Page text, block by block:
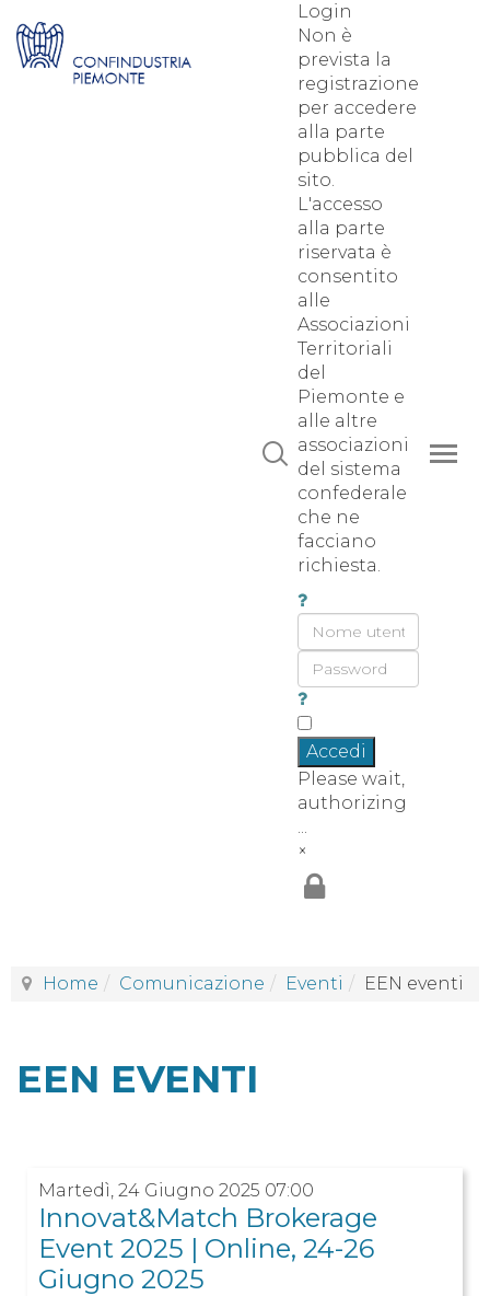
Login
Non è
prevista la
registrazione
per accedere
alla parte
pubblica del
sito.
L'accesso
alla parte
riservata è
consentito
alle
Associazioni
Territoriali
del
Piemonte e
alle altre
associazioni
del sistema
confederale
che ne
facciano
richiesta.
Accedi
Please wait,
authorizing
...
×
Home Comunicazione Eventi EEN eventi
EEN EVENTI
Martedì, 24 Giugno 2025 07:00
Innovat&Match Brokerage
Event 2025 | Online, 24-26
Giugno 2025